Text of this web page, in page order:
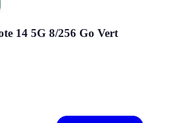
14 5G 8/256 Go Vert